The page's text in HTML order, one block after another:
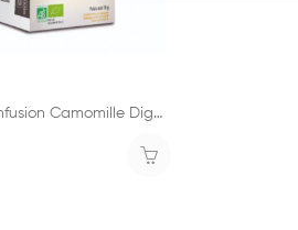
Dayang Infusion Camomille Digestion Difficile...